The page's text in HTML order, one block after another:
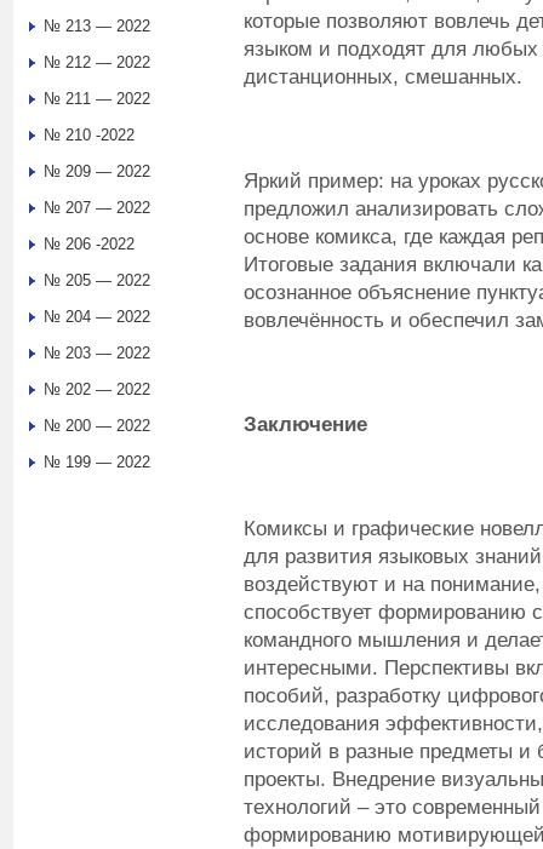
которые позволяют вовлечь
языком и подходят для
дистанционных, смешанных.
Яркий пример: на уроках
предложил анализировать
основе комикса, где каждая
Итоговые задания включали
осознанное объяснение
вовлечённость и обеспечил
Заключение
Комиксы и графические
для развития языковых
воздействуют и на
способствует формированию
командного мышления и
интересными. Перспективы
пособий, разработку
исследования
историй в разные предметы
проекты. Внедрение
технологий – это
формированию
№ 213 — 2022
№ 212 — 2022
№ 211 — 2022
№ 210 -2022
№ 209 — 2022
№ 207 — 2022
№ 206 -2022
№ 205 — 2022
№ 204 — 2022
№ 203 — 2022
№ 202 — 2022
№ 200 — 2022
№ 199 — 2022